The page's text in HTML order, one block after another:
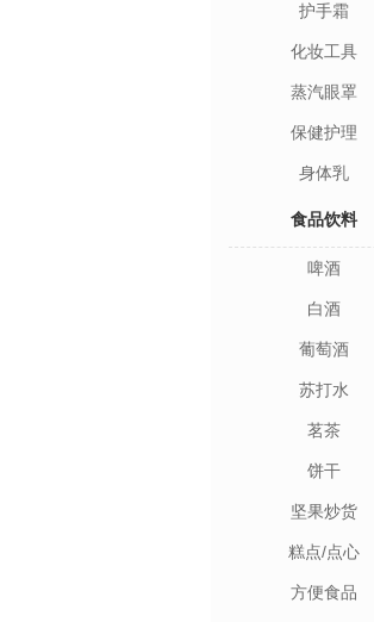
护手霜
化妆工具
蒸汽眼罩
保健护理
身体乳
食品饮料
啤酒
白酒
葡萄酒
苏打水
茗茶
饼干
坚果炒货
糕点/点心
方便食品